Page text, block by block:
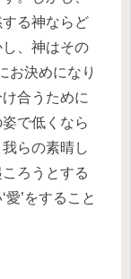
る神ならど
、神はその
お決めになり
合うために
で低くなら
らの素晴し
ろうとする
’をすること